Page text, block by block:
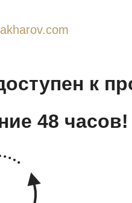
к
48 часов!